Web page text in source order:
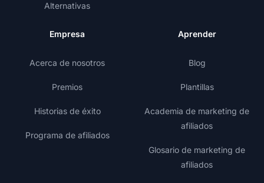
Alternativas
Empresa
Acerca de nosotros
Premios
Historias de éxito
Programa de afiliados
Aprender
Blog
Plantillas
Academia de marketing de
afiliados
Glosario de marketing de
afiliados